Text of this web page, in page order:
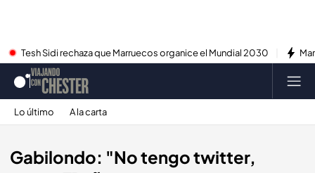
Tesh Sidi rechaza que Marruecos organice el Mundial 2030
Lo último A la carta
Gabilondo: "No tengo twitter,